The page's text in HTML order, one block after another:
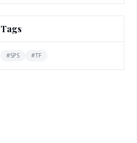
Tags
#SPS #TF